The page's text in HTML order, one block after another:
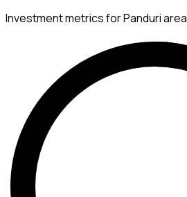
Investment metrics for Panduri area